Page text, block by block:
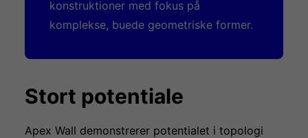
konstruktioner med fokus på
komplekse, buede geometriske former.
Stort potentiale
Apex Wall demonstrerer potentialet i topologi